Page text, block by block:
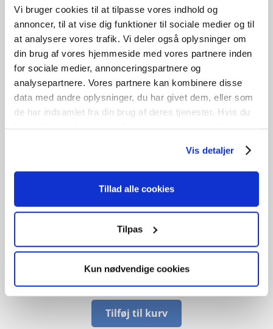
Vi bruger cookies til at tilpasse vores indhold og
annoncer, til at vise dig funktioner til sociale medier og til
at analysere vores trafik. Vi deler også oplysninger om
din brug af vores hjemmeside med vores partnere inden
for sociale medier, annonceringspartnere og
analysepartnere. Vores partnere kan kombinere disse
data med andre oplysninger, du har givet dem, eller som
de har indsamlet fra din brug af deres tjenester. Hvis du
Vis detaljer
Tillad alle cookies
Tilpas
Kun nødvendige cookies
Yderligere information
Vægt 65 kg
Størrelse 205 × 120 cm
Relaterede varer
Dannebrogsvindue
kr.3.900,00
Tilføj til kurv